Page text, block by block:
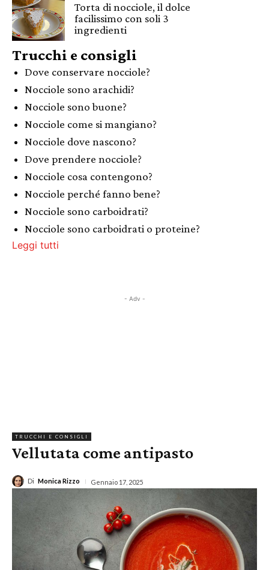
Torta di nocciole, il dolce
facilissimo con soli 3
ingredienti
Trucchi e consigli
Dove conservare nocciole?
Nocciole sono arachidi?
Nocciole sono buone?
Nocciole come si mangiano?
Nocciole dove nascono?
Dove prendere nocciole?
Nocciole cosa contengono?
Nocciole perché fanno bene?
Nocciole sono carboidrati?
Nocciole sono carboidrati o proteine?
Leggi tutti
- Adv -